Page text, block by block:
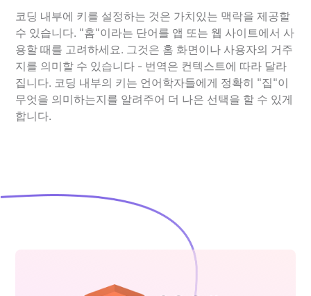
코딩 내부에 키를 설정하는 것은 가치있는 맥락을 제공할
수 있습니다. "홈"이라는 단어를 앱 또는 웹 사이트에서 사
용할 때를 고려하세요. 그것은 홈 화면이나 사용자의 거주
지를 의미할 수 있습니다 - 번역은 컨텍스트에 따라 달라
집니다. 코딩 내부의 키는 언어학자들에게 정확히 "집"이
무엇을 의미하는지를 알려주어 더 나은 선택을 할 수 있게
합니다.